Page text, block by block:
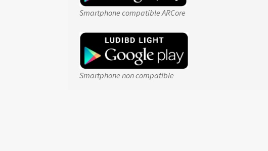
Smartphone compatible ARCore
Smartphone non compatible